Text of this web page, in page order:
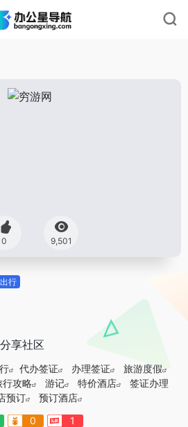
0 9,501
行
享社区
代办签证 办理签证
旅游度假
行攻略 游记 特价酒店
签证办理
预订
预订酒店
0 1